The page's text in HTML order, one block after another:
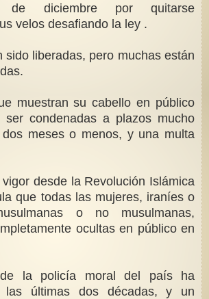
de diciembre por quitarse
velos desafiando la ley .
sido liberadas, pero muchas están
muestran su cabello en público
condenadas a plazos mucho
meses o menos, y una multa
desde la Revolución Islámica
que todas las mujeres, iraníes o
o no musulmanas,
ocultas en público en
la policía moral del país ha
las últimas dos décadas, y un